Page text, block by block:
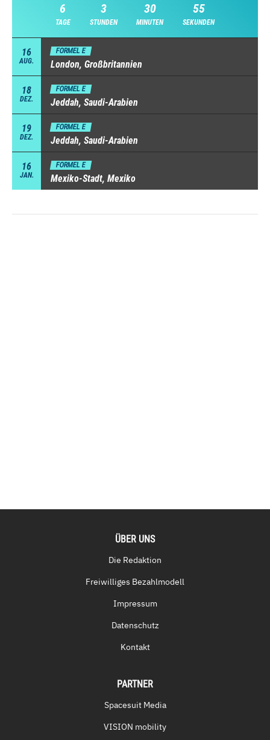
6
TAGE
3
STUNDEN
30
MINUTEN
54
SEKUNDEN
16
AUG.
FORMEL E
London, Großbritannien
18
DEZ.
FORMEL E
Jeddah, Saudi-Arabien
19
DEZ.
FORMEL E
Jeddah, Saudi-Arabien
16
JAN.
FORMEL E
Mexiko-Stadt, Mexiko
ÜBER UNS
Die Redaktion
Freiwilliges Bezahlmodell
Impressum
Datenschutz
Kontakt
PARTNER
Spacesuit Media
VISION mobility